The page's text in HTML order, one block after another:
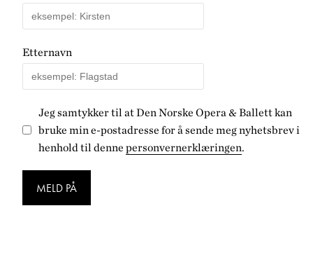
Etternavn
Jeg samtykker til at Den Norske Opera & Ballett kan
bruke min e-postadresse for å sende meg nyhetsbrev i
henhold til denne personvernerklæringen.
MELD PÅ